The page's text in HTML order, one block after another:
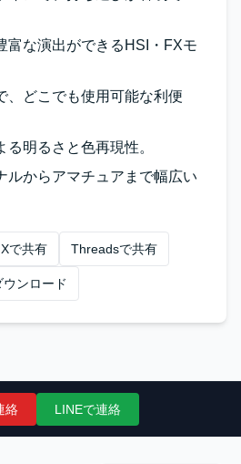
富な演出ができるHSI・FXモ
、どこでも使用可能な利便
明るさと色再現性。
ルからアマチュアまで幅広い
Xで共有 Threadsで共有
ンロード
絡 LINEで連絡